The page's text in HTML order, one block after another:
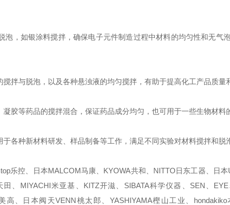
泡，如银涂料搅拌，确保电子元件制造过程中材料的均匀性和无气
拌与脱泡，以及各种悬浊液的均匀搅拌，有助于提高化工产品质量
胶等药品的搅拌混合，保证药品成分均匀，也可用于一些生物材料
各种新材料研发、样品制备等工作，满足不同实验对材料搅拌和脱
乐控、日本MALCOM马康、KYOWA共和、NITTO日东工器、日
、MIYACHI米亚基、KITZ开滋、SIBATA科学仪器、SEN、EYE
高、日本阀天VENN桃太郎、YASHIYAMA樫山工业、hondakiko